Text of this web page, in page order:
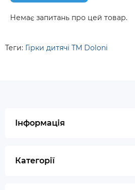
Немає запитань про цей товар.
Теги: Гірки дитячі TM Doloni
Інформація
Категорії